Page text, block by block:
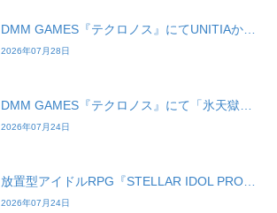
DMM GAMES『テクロノス』にてUNITIAか…
2026年07月28日
DMM GAMES『テクロノス』にて「氷天獄…
2026年07月24日
放置型アイドルRPG『STELLAR IDOL PRO…
2026年07月24日